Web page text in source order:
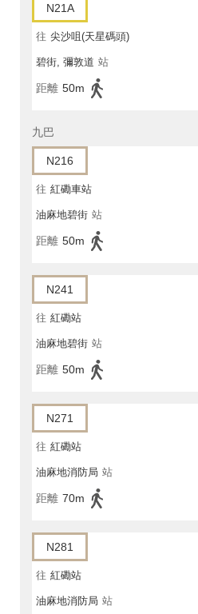
N21A
往 尖沙咀(天星碼頭)
碧街, 彌敦道 站
距離 50m
九巴
N216
往 紅磡車站
油麻地碧街 站
距離 50m
N241
往 紅磡站
油麻地碧街 站
距離 50m
N271
往 紅磡站
油麻地消防局 站
距離 70m
N281
往 紅磡站
油麻地消防局 站